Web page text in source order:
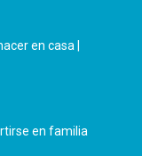
en casa |
en familia